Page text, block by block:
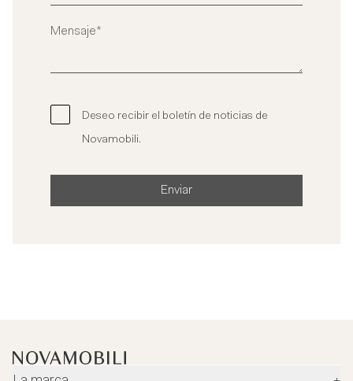
Deseo recibir el boletín de noticias de
Novamobili.
Enviar